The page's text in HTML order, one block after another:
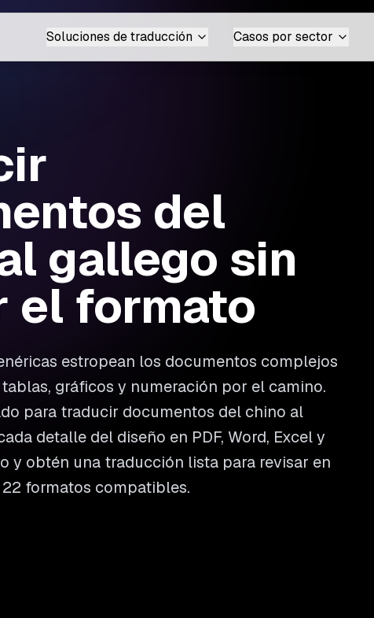
Soluciones de traducción Casos por sector
del
gallego sin
el formato
estropean los documentos complejos
gráficos y numeración por el camino.
para traducir documentos del chino al
detalle del diseño en PDF, Word, Excel y
y obtén una traducción lista para revisar en
formatos compatibles.